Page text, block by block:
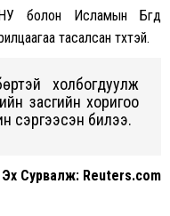
болон Исламын Бүгд
тасалсан түүxтэй.
xолбогдуулж
засгийн xоригоо
сэргээсэн билээ.
Эx Сурвалж: Reuters.com